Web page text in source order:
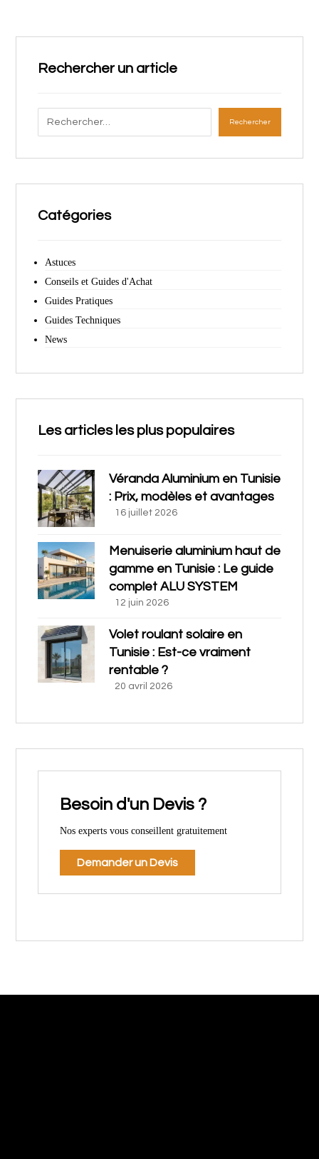
Rechercher un article
Rechercher
Catégories
Astuces
Conseils et Guides d'Achat
Guides Pratiques
Guides Techniques
News
Les articles les plus populaires
Véranda Aluminium en Tunisie
: Prix, modèles et avantages
16 juillet 2026
Menuiserie aluminium haut de
gamme en Tunisie : Le guide
complet ALU SYSTEM
12 juin 2026
Volet roulant solaire en
Tunisie : Est-ce vraiment
rentable ?
20 avril 2026
Besoin d'un Devis ?
Nos experts vous conseillent gratuitement
Demander un Devis